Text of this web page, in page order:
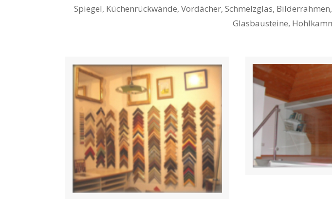
Spiegel, Küchenrückwände, Vordächer, Schmelzglas,
Glasbausteine,